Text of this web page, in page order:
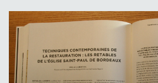
Restauration des